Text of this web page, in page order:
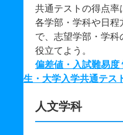
共通テストの得点率
各学部・学科や日程
で、志望学部・学科
役立てよう。
偏差値・入試難易
生・大学入学共通テス
人文学科